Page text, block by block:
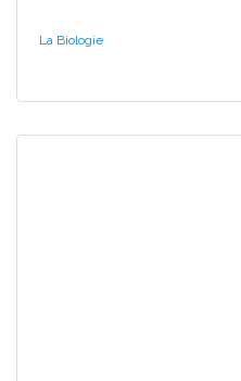
La Biologie